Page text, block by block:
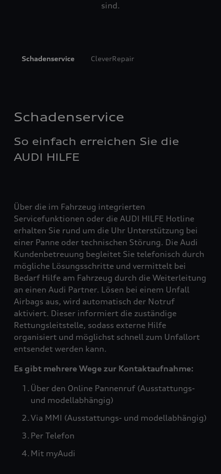
sind.
Schadenservice CleverRepair
Schadenservice
So einfach erreichen Sie die
AUDI HILFE
Über die im Fahrzeug integrierten
Servicefunktionen oder die AUDI HILFE Hotline
erhalten Sie rund um die Uhr Unterstützung bei
einer Panne oder technischen Störung. Die Audi
Kundenbetreuung begleitet Sie telefonisch durch
mögliche Lösungsschritte und vermittelt bei
Bedarf Hilfe am Fahrzeug durch die Weiterleitung
an einen Audi Partner. Lösen bei einem Unfall
Airbags aus, wird automatisch der Notruf
aktiviert. Dieser informiert die zuständige
Rettungsleitstelle, sodass externe Hilfe
organisiert und möglichst schnell zum Unfallort
entsendet werden kann.
Es gibt mehrere Wege zur Kontaktaufnahme:
Über den Online Pannenruf (Ausstattungs-
und modellabhängig)
Via MMI (Ausstattungs- und modellabhängig)
Per Telefon
Mit myAudi